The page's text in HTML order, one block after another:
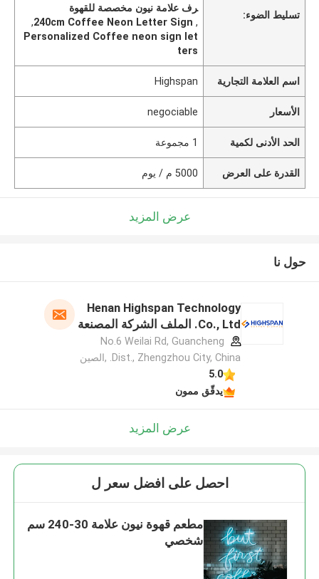
تسليط الضوء:
رف علامة نيون مخصصة للقهوة
,
240cm Coffee Neon Letter Sign
,
Personalized Coffee neon sign let
ters
اسم العلامة التجارية Highspan
الأسعار negociable
الحد الأدنى لكمية 1 مجموعة
القدرة على العرض 5000 م / يوم
عرض المزيد
حول نا
Henan Highspan Technology
Co., Ltd. الملف الشركة المصنعة
No.6 Weilai Rd, Guancheng
Dist., Zhengzhou City, China. ,الصين
5.0
يدقّق ممون
عرض المزيد
احصل على افضل سعر ل
مطعم قهوة نيون علامة 30-240 سم
شخصي